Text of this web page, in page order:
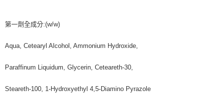
第一劑全成分:(w/w)
Aqua, Cetearyl Alcohol, Ammonium Hydroxide,
Paraffinum Liquidum, Glycerin, Ceteareth-30,
Steareth-100, 1-Hydroxyethyl 4,5-Diamino Pyrazole